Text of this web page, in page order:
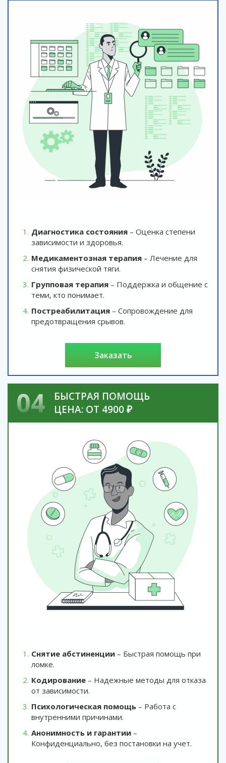
Диагностика состояния – Оценка степени
зависимости и здоровья.
Медикаментозная терапия – Лечение для
снятия физической тяги.
Групповая терапия – Поддержка и общение с
теми, кто понимает.
Постреабилитация – Сопровождение для
предотвращения срывов.
заказать
04
БЫСТРАЯ ПОМОЩЬ
ЦЕНА: ОТ 4900 ₽
Снятие абстиненции – Быстрая помощь при
ломке.
Кодирование – Надежные методы для отказа
от зависимости.
Психологическая помощь – Работа с
внутренними причинами.
Анонимность и гарантии –
Конфиденциально, без постановки на учет.